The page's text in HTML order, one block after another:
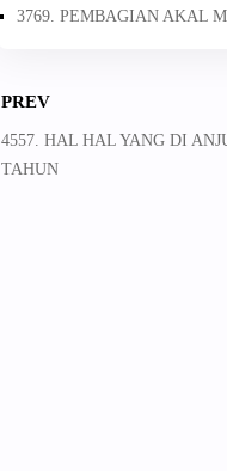
3769. PEMBAGIAN AKAL
PREV
4557. HAL HAL YANG DI
TAHUN